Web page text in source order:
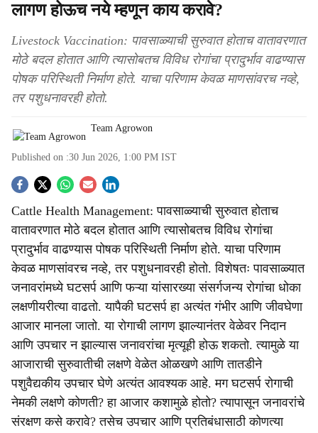
लागण होऊच नये म्हणून काय करावे?
Livestock Vaccination: पावसाळ्याची सुरुवात होताच वातावरणात
मोठे बदल होतात आणि त्यासोबतच विविध रोगांचा प्रादुर्भाव वाढण्यास
पोषक परिस्थिती निर्माण होते. याचा परिणाम केवळ माणसांवरच नव्हे,
तर पशुधनावरही होतो.
Team Agrowon
Published on :30 Jun 2026, 1:00 PM IST
S
o
c
i
a
l
s
h
a
Cattle Health Management: पावसाळ्याची सुरुवात होताच
वातावरणात मोठे बदल होतात आणि त्यासोबतच विविध रोगांचा
प्रादुर्भाव वाढण्यास पोषक परिस्थिती निर्माण होते. याचा परिणाम
केवळ माणसांवरच नव्हे, तर पशुधनावरही होतो. विशेषतः पावसाळ्यात
जनावरांमध्ये घटसर्प आणि फऱ्या यांसारख्या संसर्गजन्य रोगांचा धोका
लक्षणीयरीत्या वाढतो. यापैकी घटसर्प हा अत्यंत गंभीर आणि जीवघेणा
आजार मानला जातो. या रोगाची लागण झाल्यानंतर वेळेवर निदान
आणि उपचार न झाल्यास जनावरांचा मृत्यूही होऊ शकतो. त्यामुळे या
आजाराची सुरुवातीची लक्षणे वेळेत ओळखणे आणि तातडीने
पशुवैद्यकीय उपचार घेणे अत्यंत आवश्यक आहे. मग घटसर्प रोगाची
नेमकी लक्षणे कोणती? हा आजार कशामुळे होतो? त्यापासून जनावरांचे
संरक्षण कसे करावे? तसेच उपचार आणि प्रतिबंधासाठी कोणत्या